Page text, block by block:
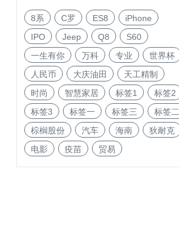
8系 C罗 ES8
iPhone
IPO
Jeep Q8
S60
一生有你
万科 专业
世界杯
人民币
大庆油田
天工精制
时尚
智慧家居 标签1
标签2
标签3
标签一 标签三
标签二
棕榈股份
汽车 海南
狄耐克
电影
疫苗 贸易